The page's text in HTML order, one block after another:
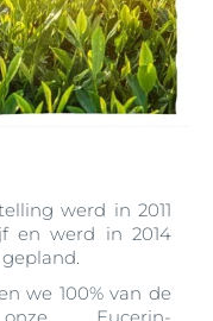
werd in 2011
en werd in 2014
we 100% van de